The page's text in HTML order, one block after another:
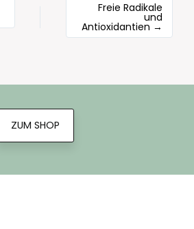
Freie Radikale
und
Antioxidantien →
ZUM SHOP